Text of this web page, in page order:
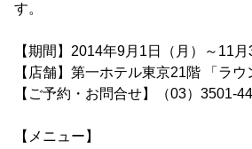
す。
【期間】2014年9月1日（月）～11月
【店舗】第一ホテル東京21階 「ラウ
【ご予約・お問合せ】（03）3501-
【メニュー】